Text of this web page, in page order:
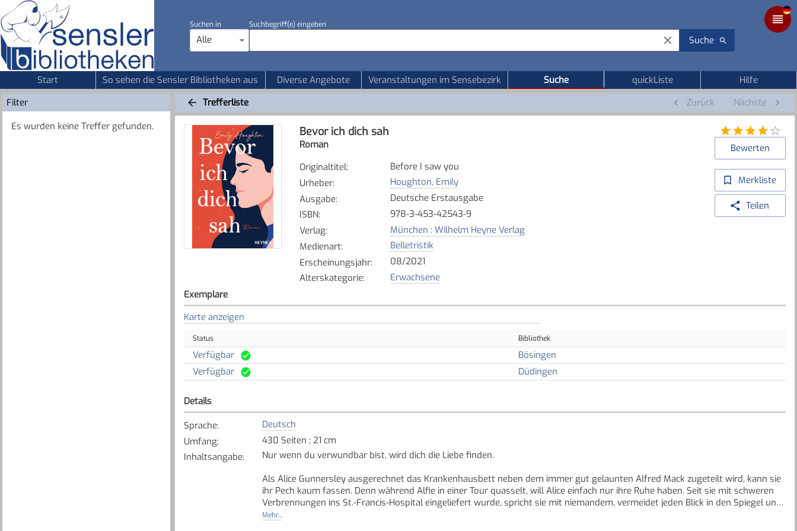
Suchen in
Alle
Suchbegriff(e) eingeben
Suche
Start So sehen die Sensler Bibliotheken aus Diverse Angebote Veranstaltungen im Sensebezirk Suche quickListe
Hilfe
Filter
Es wurden keine Treffer gefunden.
Trefferliste Zurück Nächste
Bevor ich dich sah
Roman
Originaltitel:
Before I saw you
Urheber:
Houghton, Emily
Ausgabe:
Deutsche Erstausgabe
ISBN:
978-3-453-42543-9
Verlag:
München : Wilhelm Heyne Verlag
Medienart:
Belletristik
Erscheinungsjahr:
08/2021
Alterskategorie: Erwachsene
Bewerten
Merkliste
Teilen
Exemplare
Karte anzeigen
Status Bibliothek
Verfügbar
Bösingen
Verfügbar
Düdingen
Details
Sprache:
Deutsch
Umfang:
430 Seiten ; 21 cm
Inhaltsangabe:
Nur wenn du verwundbar bist, wird dich die Liebe finden.
Als Alice Gunnersley ausgerechnet das Krankenhausbett neben dem immer gut gelaunten Alfred Mack zugeteilt wird, kann sie
ihr Pech kaum fassen. Denn während Alfie in einer Tour quasselt, will Alice einfach nur ihre Ruhe haben. Seit sie mit schweren
Verbrennungen ins St.-Francis-Hospital eingeliefert wurde, spricht sie mit niemandem, vermeidet jeden Blick in den Spiegel und
hält den Vorhang, der ihr Bett vom Rest der Station trennt, fest verschlossen.
Mehr...